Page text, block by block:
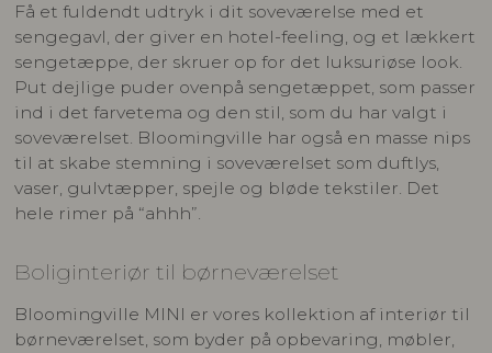
Få et fuldendt udtryk i dit soveværelse med et
sengegavl, der giver en hotel-feeling, og et lækkert
sengetæppe, der skruer op for det luksuriøse look.
Put dejlige puder ovenpå sengetæppet, som passer
ind i det farvetema og den stil, som du har valgt i
soveværelset. Bloomingville har også en masse nips
til at skabe stemning i soveværelset som duftlys,
vaser, gulvtæpper, spejle og bløde tekstiler. Det
hele rimer på “ahhh”.
Boliginteriør til børneværelset
Bloomingville MINI er vores kollektion af interiør til
børneværelset, som byder på opbevaring, møbler,